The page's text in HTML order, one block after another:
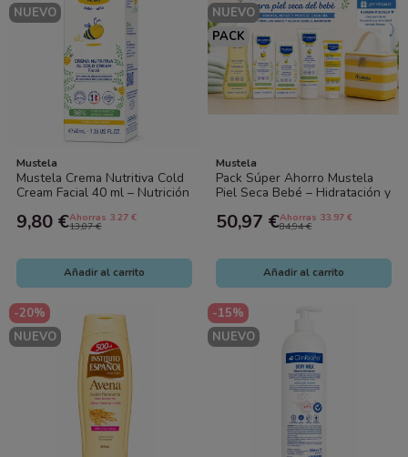
NUEVO
Mustela
Mustela Crema Nutritiva Cold
Cream Facial 40 ml – Nutrición
9,80 €Ahorras 3.27 €
13,07 €
Añadir al carrito
NUEVO
PACK
Mustela
Pack Súper Ahorro Mustela
Piel Seca Bebé – Hidratación y
de...
50,97 €Ahorras 33.97 €
84,94 €
Añadir al carrito
-20%
NUEVO
-15%
NUEVO